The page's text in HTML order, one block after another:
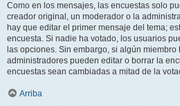
Como en los mensajes, las encuestas solo
creador original, un moderador o la
hay que editar el primer mensaje del tema;
encuesta. Si nadie ha votado, los usuarios
las opciones. Sin embargo, si algún
administradores pueden editar o borrar la
encuestas sean cambiadas a mitad de la
Arriba